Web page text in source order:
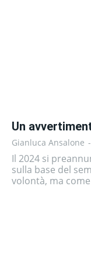
Un
Gianluca Ansalone -
Il 2024 si
sulla base del
volontà, ma